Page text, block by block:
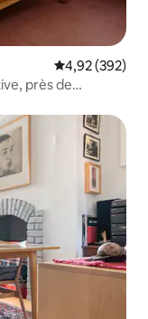
Évaluation
4,92 (392)
près de